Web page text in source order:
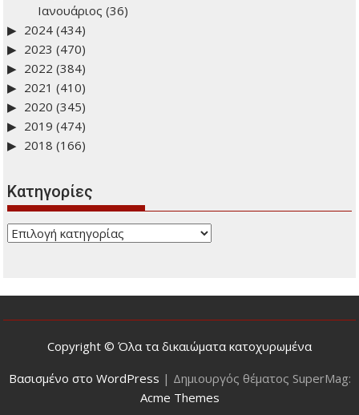
Ιανουάριος (36)
2024 (434)
2023 (470)
2022 (384)
2021 (410)
2020 (345)
2019 (474)
2018 (166)
Kατηγορίες
Kατηγορίες
Copyright © Όλα τα δικαιώματα κατοχυρωμένα
Βασισμένο στο WordPress | Δημιουργός θέματος SuperMag:
Acme Themes